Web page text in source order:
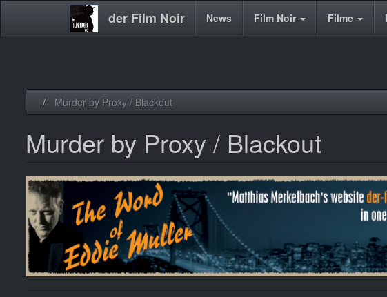
der Film Noir
Main News Film Noir Filme
Murder by Proxy / Blackout
Murder by Proxy / Blackout